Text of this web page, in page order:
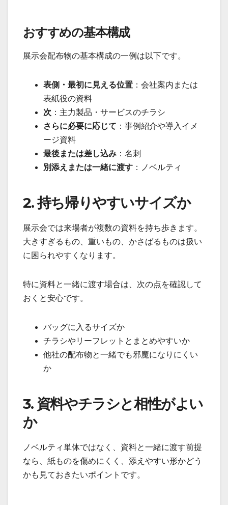
おすすめの基本構成
展示会配布物の基本構成の一例は以下です。
表側・最初に見える位置 ：会社案内または
表紙役の資料
次 ：主力製品・サービスのチラシ
さらに必要に応じて ：事例紹介や導入イメ
ージ資料
最後または差し込み ：名刺
別添えまたは一緒に渡す ：ノベルティ
2. 持ち帰りやすいサイズか
展示会では来場者が複数の資料を持ち歩きます。
大きすぎるもの、重いもの、かさばるものは扱い
に困られやすくなります。
特に資料と一緒に渡す場合は、次の点を確認して
おくと安心です。
バッグに入るサイズか
チラシやリーフレットとまとめやすいか
他社の配布物と一緒でも邪魔になりにくい
か
3. 資料やチラシと相性がよい
か
ノベルティ単体ではなく、資料と一緒に渡す前提
なら、紙ものを傷めにくく、添えやすい形かどう
かも見ておきたいポイントです。